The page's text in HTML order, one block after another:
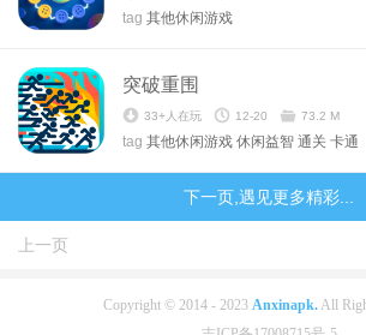
tag 其他休闲游戏
突破重围
33+人在玩 12-20 73.2 M
tag 其他休闲游戏 休闲益智 通关 卡通
下一页,遇见更多精彩...
上一页
Copyright © 2014 - 2023 Anxinapk.All